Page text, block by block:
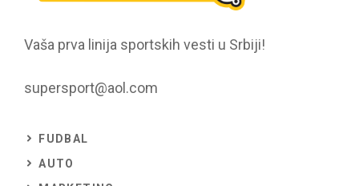
Vaša prva linija sportskih vesti u Srbiji!
supersport@aol.com
FUDBAL
AUTO